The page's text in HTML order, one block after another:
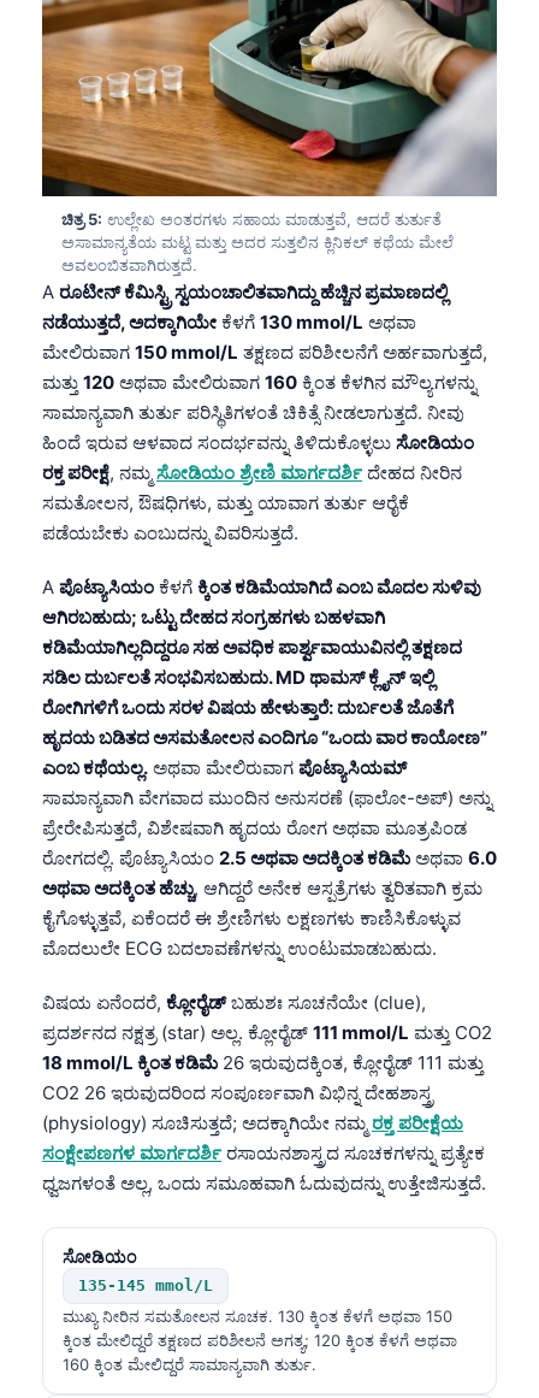
ಚಿತ್ರ 5: ಉಲ್ಲೇಖ ಅಂತರಗಳು ಸಹಾಯ ಮಾಡುತ್ತವೆ, ಆದರೆ ತುರ್ತುತೆ
ಅಸಾಮಾನ್ಯತೆಯ ಮಟ್ಟ ಮತ್ತು ಅದರ ಸುತ್ತಲಿನ ಕ್ಲಿನಿಕಲ್ ಕಥೆಯ ಮೇಲೆ
ಅವಲಂಬಿತವಾಗಿರುತ್ತದೆ.
A ರೂಟೀನ್ ಕೆಮಿಸ್ಟ್ರಿ ಸ್ವಯಂಚಾಲಿತವಾಗಿದ್ದು ಹೆಚ್ಚಿನ ಪ್ರಮಾಣದಲ್ಲಿ
ನಡೆಯುತ್ತದೆ, ಅದಕ್ಕಾಗಿಯೇ ಕೆಳಗೆ 130 mmol/L ಅಥವಾ
ಮೇಲಿರುವಾಗ 150 mmol/L ತಕ್ಷಣದ ಪರಿಶೀಲನೆಗೆ ಅರ್ಹವಾಗುತ್ತದೆ,
ಮತ್ತು 120 ಅಥವಾ ಮೇಲಿರುವಾಗ 160 ಕ್ಕಿಂತ ಕೆಳಗಿನ ಮೌಲ್ಯಗಳನ್ನು
ಸಾಮಾನ್ಯವಾಗಿ ತುರ್ತು ಪರಿಸ್ಥಿತಿಗಳಂತೆ ಚಿಕಿತ್ಸೆ ನೀಡಲಾಗುತ್ತದೆ. ನೀವು
ಹಿಂದೆ ಇರುವ ಆಳವಾದ ಸಂದರ್ಭವನ್ನು ತಿಳಿದುಕೊಳ್ಳಲು ಸೋಡಿಯಂ
ರಕ್ತ ಪರೀಕ್ಷೆ, ನಮ್ಮ ಸೋಡಿಯಂ ಶ್ರೇಣಿ ಮಾರ್ಗದರ್ಶಿ ದೇಹದ ನೀರಿನ
ಸಮತೋಲನ, ಔಷಧಿಗಳು, ಮತ್ತು ಯಾವಾಗ ತುರ್ತು ಆರೈಕೆ
ಪಡೆಯಬೇಕು ಎಂಬುದನ್ನು ವಿವರಿಸುತ್ತದೆ.
A ಪೊಟ್ಯಾಸಿಯಂ ಕೆಳಗೆ ಕ್ಕಿಂತ ಕಡಿಮೆಯಾಗಿದೆ ಎಂಬ ಮೊದಲ ಸುಳಿವು
ಆಗಿರಬಹುದು; ಒಟ್ಟು ದೇಹದ ಸಂಗ್ರಹಗಳು ಬಹಳವಾಗಿ
ಕಡಿಮೆಯಾಗಿಲ್ಲದಿದ್ದರೂ ಸಹ ಅವಧಿಕ ಪಾರ್ಶ್ವವಾಯುವಿನಲ್ಲಿ ತಕ್ಷಣದ
ಸಡಿಲ ದುರ್ಬಲತೆ ಸಂಭವಿಸಬಹುದು. MD ಥಾಮಸ್ ಕ್ಲೈನ್ ಇಲ್ಲಿ
ರೋಗಿಗಳಿಗೆ ಒಂದು ಸರಳ ವಿಷಯ ಹೇಳುತ್ತಾರೆ: ದುರ್ಬಲತೆ ಜೊತೆಗೆ
ಹೃದಯ ಬಡಿತದ ಅಸಮತೋಲನ ಎಂದಿಗೂ “ಒಂದು ವಾರ ಕಾಯೋಣ”
ಎಂಬ ಕಥೆಯಲ್ಲ. ಅಥವಾ ಮೇಲಿರುವಾಗ ಪೊಟ್ಯಾಸಿಯಮ್
ಸಾಮಾನ್ಯವಾಗಿ ವೇಗವಾದ ಮುಂದಿನ ಅನುಸರಣೆ (ಫಾಲೋ-ಅಪ್) ಅನ್ನು
ಪ್ರೇರೇಪಿಸುತ್ತದೆ, ವಿಶೇಷವಾಗಿ ಹೃದಯ ರೋಗ ಅಥವಾ ಮೂತ್ರಪಿಂಡ
ರೋಗದಲ್ಲಿ. ಪೊಟ್ಯಾಸಿಯಂ 2.5 ಅಥವಾ ಅದಕ್ಕಿಂತ ಕಡಿಮೆ ಅಥವಾ 6.0
ಅಥವಾ ಅದಕ್ಕಿಂತ ಹೆಚ್ಚು, ಆಗಿದ್ದರೆ ಅನೇಕ ಆಸ್ಪತ್ರೆಗಳು ತ್ವರಿತವಾಗಿ ಕ್ರಮ
ಕೈಗೊಳ್ಳುತ್ತವೆ, ಏಕೆಂದರೆ ಈ ಶ್ರೇಣಿಗಳು ಲಕ್ಷಣಗಳು ಕಾಣಿಸಿಕೊಳ್ಳುವ
ಮೊದಲುಲೇ ECG ಬದಲಾವಣೆಗಳನ್ನು ಉಂಟುಮಾಡಬಹುದು.
ವಿಷಯ ಏನೆಂದರೆ, ಕ್ಲೋರೈಡ್ಬಹುಶಃ ಸೂಚನೆಯೇ (clue),
ಪ್ರದರ್ಶನದ ನಕ್ಷತ್ರ (star) ಅಲ್ಲ. ಕ್ಲೋರೈಡ್ 111 mmol/L ಮತ್ತು CO2
18 mmol/L ಕ್ಕಿಂತ ಕಡಿಮೆ 26 ಇರುವುದಕ್ಕಿಂತ, ಕ್ಲೋರೈಡ್ 111 ಮತ್ತು
CO2 26 ಇರುವುದರಿಂದ ಸಂಪೂರ್ಣವಾಗಿ ವಿಭಿನ್ನ ದೇಹಶಾಸ್ತ್ರ
(physiology) ಸೂಚಿಸುತ್ತದೆ; ಅದಕ್ಕಾಗಿಯೇ ನಮ್ಮ ರಕ್ತ ಪರೀಕ್ಷೆಯ
ಸಂಕ್ಷೇಪಣಗಳ ಮಾರ್ಗದರ್ಶಿ ರಸಾಯನಶಾಸ್ತ್ರದ ಸೂಚಕಗಳನ್ನು ಪ್ರತ್ಯೇಕ
ಧ್ವಜಗಳಂತೆ ಅಲ್ಲ, ಒಂದು ಸಮೂಹವಾಗಿ ಓದುವುದನ್ನು ಉತ್ತೇಜಿಸುತ್ತದೆ.
ಸೋಡಿಯಂ
135-145 mmol/L
ಮುಖ್ಯ ನೀರಿನ ಸಮತೋಲನ ಸೂಚಕ. 130 ಕ್ಕಿಂತ ಕೆಳಗೆ ಅಥವಾ 150
ಕ್ಕಿಂತ ಮೇಲಿದ್ದರೆ ತಕ್ಷಣದ ಪರಿಶೀಲನೆ ಅಗತ್ಯ; 120 ಕ್ಕಿಂತ ಕೆಳಗೆ ಅಥವಾ
160 ಕ್ಕಿಂತ ಮೇಲಿದ್ದರೆ ಸಾಮಾನ್ಯವಾಗಿ ತುರ್ತು.